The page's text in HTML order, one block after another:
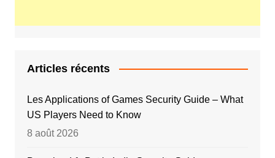
Articles récents
Les Applications of Games Security Guide – What
US Players Need to Know
8 août 2026